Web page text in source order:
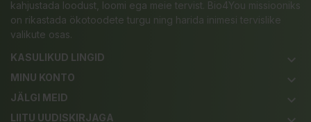
kahjustada loodust, loomi ega meie tervist. Bio4You missiooniks
on rikastada ökotoodete turgu ning harida inimesi tervislike
valikute osas.
KASULIKUD LINGID
keyboard_arrow_down
MINU KONTO keyboard_arrow_down
JÄLGI MEID keyboard_arrow_down
LIITU UUDISKIRJAGA